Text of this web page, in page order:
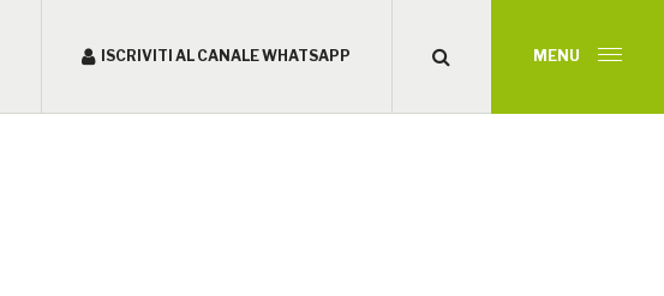
ISCRIVITI AL CANALE WHATSAPP MENU